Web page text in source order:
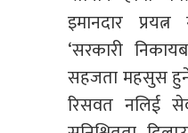
इमानदार
‘सरकारी
सहजता महसुस
रिसवत नलिई